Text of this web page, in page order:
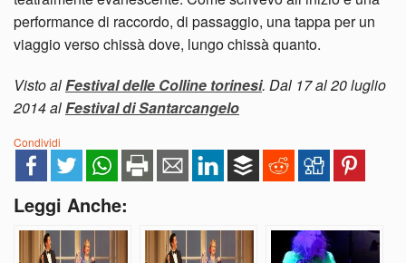
performance di raccordo, di passaggio, una tappa per un
viaggio verso chissà dove, lungo chissà quanto.
Visto alFestival delle Colline torinesi. Dal 17 al 20 luglio
2014 alFestival di Santarcangelo
Condividi
Leggi Anche: